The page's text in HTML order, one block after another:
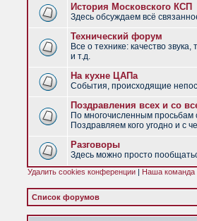
История Московского КСП
Здесь обсуждаем всё
Технический форум
Все о технике: качество
и т.д.
На кухне ЦАПа
События, происходящие
Поздравления всех и со
По многочисленным просьбам
Поздравляем кого угодно и с
Разговоры
Здесь можно просто
Удалить cookies конференции | Наша команда
Список форумов